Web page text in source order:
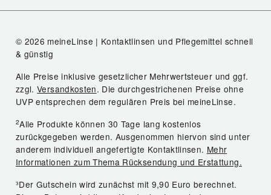
© 2026 meineLinse | Kontaktlinsen und Pflegemittel schnell
& günstig
Alle Preise inklusive gesetzlicher Mehrwertsteuer und ggf.
zzgl.Versandkosten. Die durchgestrichenen Preise ohne
UVP entsprechen dem regulären Preis bei meineLinse.
2Alle Produkte können 30 Tage lang kostenlos
zurückgegeben werden. Ausgenommen hiervon sind unter
anderem individuell angefertigte Kontaktlinsen. Mehr
Informationen zum Thema Rücksendung und Erstattung.
³Der Gutschein wird zunächst mit 9,90 Euro berechnet.